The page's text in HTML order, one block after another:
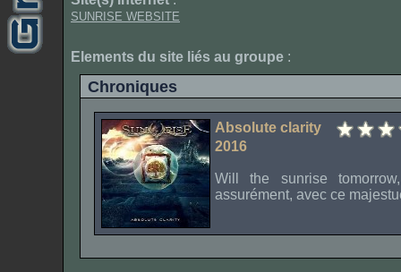
SUNRISE WEBSITE
Elements du site liés au groupe :
Chroniques
Absolute clarity
2016
Will the sunrise
assurément, avec ce